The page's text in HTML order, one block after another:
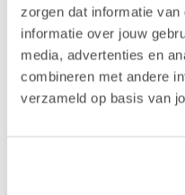
zorgen dat informatie van
informatie over jouw
media, advertenties en
combineren met andere
verzameld op basis van